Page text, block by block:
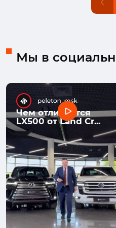
Мы в
Чем отличается
LX500 от Land Cr...